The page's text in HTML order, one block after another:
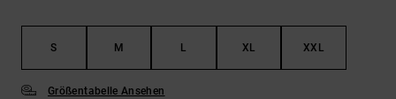
S M L XL XXL
Größentabelle Ansehen